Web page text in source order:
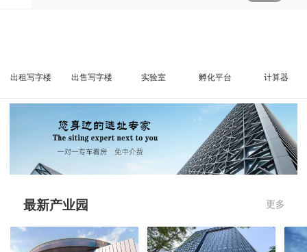
出租写字楼 出售写字楼 实验室 孵化平台 计算器
最新产业园 更多